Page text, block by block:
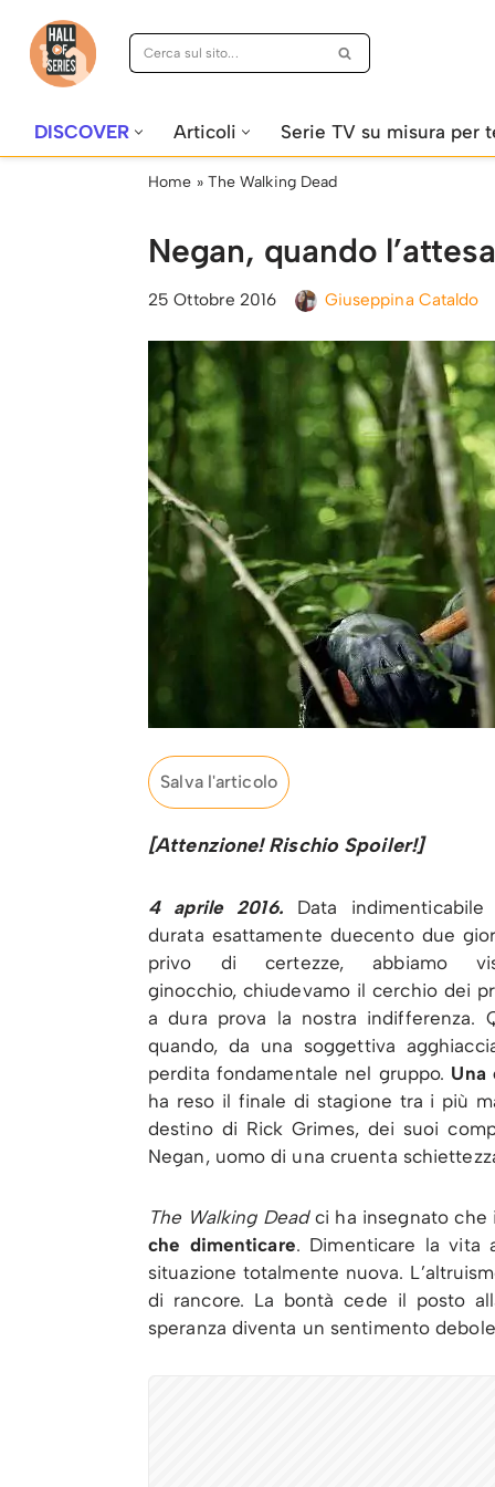
Vai
DISCOVER Articoli Serie TV su misura per
Home » The Walking Dead
Negan, quando
25 Ottobre 2016 Giuseppina Cataldo
Salva l'articolo
[Attenzione! Rischio Spoiler!]
4 aprile 2016. Data
durata esattamente duecento due
privo di certezze, abbiamo
ginocchio, chiudevamo il cerchio dei
a dura prova la nostra indifferenza.
quando, da una soggettiva
perdita fondamentale nel gruppo. Una
ha reso il finale di stagione tra i più
destino di Rick Grimes, dei suoi
Negan, uomo di una cruenta
The Walking Deadci ha insegnato
che dimenticare. Dimenticare la vita
situazione totalmente nuova.
di rancore. La bontà cede il posto
speranza diventa un sentimento